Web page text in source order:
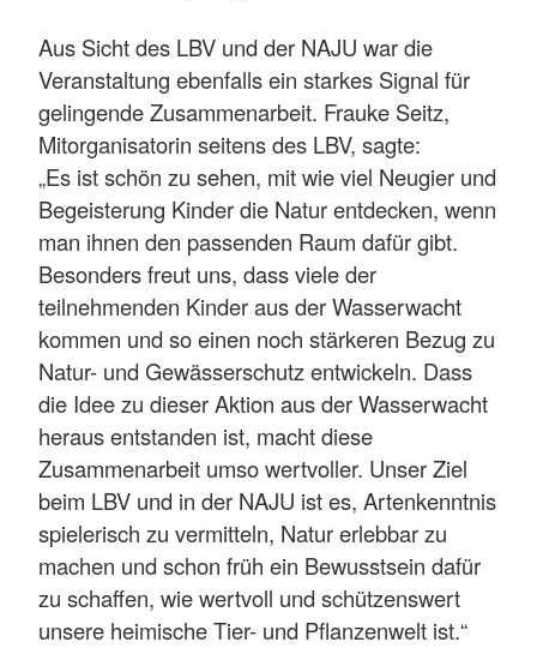
Aus Sicht des LBV und der NAJU war die
Veranstaltung ebenfalls ein starkes Signal für
gelingende Zusammenarbeit. Frauke Seitz,
Mitorganisatorin seitens des LBV, sagte:
„Es ist schön zu sehen, mit wie viel Neugier und
Begeisterung Kinder die Natur entdecken, wenn
man ihnen den passenden Raum dafür gibt.
Besonders freut uns, dass viele der
teilnehmenden Kinder aus der Wasserwacht
kommen und so einen noch stärkeren Bezug zu
Natur- und Gewässerschutz entwickeln. Dass
die Idee zu dieser Aktion aus der Wasserwacht
heraus entstanden ist, macht diese
Zusammenarbeit umso wertvoller. Unser Ziel
beim LBV und in der NAJU ist es, Artenkenntnis
spielerisch zu vermitteln, Natur erlebbar zu
machen und schon früh ein Bewusstsein dafür
zu schaffen, wie wertvoll und schützenswert
unsere heimische Tier- und Pflanzenwelt ist.“